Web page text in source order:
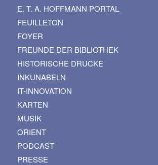
E. T. A. HOFFMANN PORTAL
FEUILLETON
FOYER
FREUNDE DER BIBLIOTHEK
HISTORISCHE DRUCKE
INKUNABELN
IT-INNOVATION
KARTEN
MUSIK
ORIENT
PODCAST
PRESSE